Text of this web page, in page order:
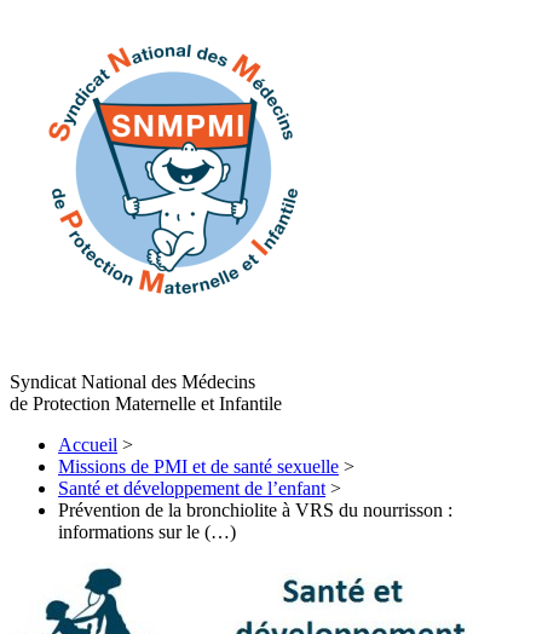
Syndicat National des Médecins
de Protection Maternelle et Infantile
Accueil >
Missions de PMI et de santé sexuelle >
Santé et développement de l’enfant >
Prévention de la bronchiolite à VRS du nourrisson :
informations sur le (…)